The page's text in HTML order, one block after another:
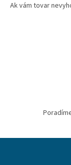
Ak vám tovar